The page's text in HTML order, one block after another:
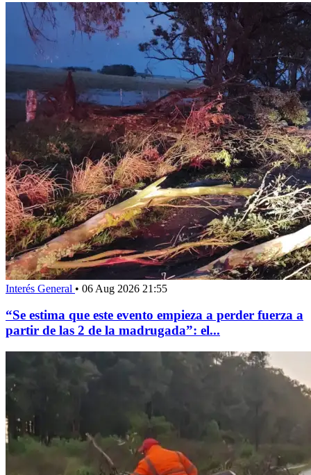
Interés General • 06 Aug 2026 21:55
“Se estima que este evento empieza a perder fuerza a
partir de las 2 de la madrugada”: el...